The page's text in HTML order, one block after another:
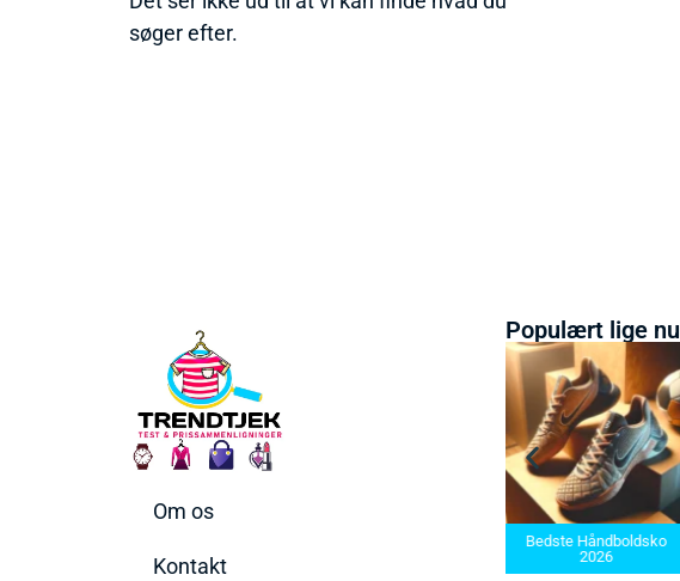
søger efter.
Om os
Kontakt
Populært lige nu
2025
Bedste Håndboldsko
2026